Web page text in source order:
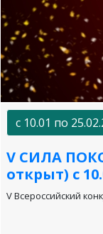
с 10.01 по
V СИЛА
открыт) с
V Всероссийский